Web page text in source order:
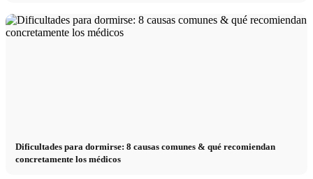
Dificultades para dormirse: 8 causas comunes & qué recomiendan
concretamente los médicos